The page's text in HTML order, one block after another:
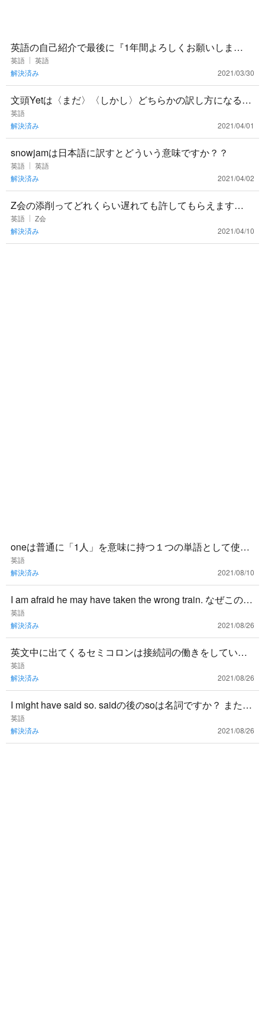
英語の自己紹介で最後に『1年間よろしくお願いしま
す。』と書きたいです。 学校で使ってもOKな言い方は何
かありますか？🙇‍
英語
英語
解決済み
2021/03/30
文頭Yetは〈まだ〉〈しかし〉どちらかの訳し方になると
思いますが、それぞれの見分け方はありますか？
英語
解決済み
2021/04/01
snowjamは日本語に訳すとどういう意味ですか？？
英語
英語
解決済み
2021/04/02
Z会の添削ってどれくらい遅れても許してもらえます
か、、、？ちょっと部活でできなかった間に溜まって困
ってます。
英語
Z会
解決済み
2021/04/10
oneは普通に「1人」を意味に持つ１つの単語として使い
ますか？ 例えば loved one 愛する人 のように
英語
解決済み
2021/08/10
I am afraid he may have taken the wrong train. なぜこの文
章は接続詞または
英語
解決済み
2021/08/26
英文中に出てくるセミコロンは接続詞の働きをしている
のですか？
英語
解決済み
2021/08/26
I might have said so. saidの後のsoは名詞ですか？ また、
なぜsoで「そのようなこと」という意
英語
解決済み
2021/08/26